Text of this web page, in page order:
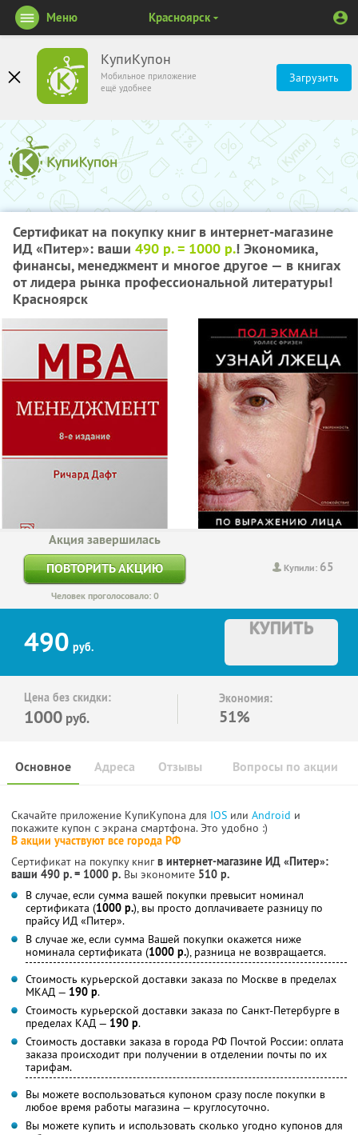
КупиКупон
Мобильное приложение
ещё удобнее
Загрузить
Меню Красноярск
Сертификат на покупку книг в интернет-магазине
ИД «Питер»: ваши 490 р. = 1000 р.! Экономика,
финансы, менеджмент и многое другое — в книгах
от лидера рынка профессиональной литературы!
Красноярск
Купили: 65
Акция завершилась
ПОВТОРИТЬ АКЦИЮ
Человек проголосовало: 0
490 руб.
КУПИТЬ
Цена без скидки:
1000 руб.
Экономия:
51%
Основное Отзывы Вопросы по акции
Адреса
Скачайте приложение КупиКупона для IOS или Android и
покажите купон с экрана смартфона. Это удобно :)
В акции участвуют все города РФ
Сертификат на покупку книгв интернет-магазине ИД «Питер»:
ваши 490 р. = 1000 р. Вы экономите 510 р.
В случае, если сумма вашей покупки превысит номинал
сертификата (1000 р.), вы просто доплачиваете разницу по
прайсу ИД «Питер».
В случае же, если сумма Вашей покупки окажется ниже
номинала сертификата (1000 р.), разница не возвращается.
Стоимость курьерской доставки заказа по Москве в пределах
МКАД — 190 р.
Стоимость курьерской доставки заказа по Санкт-Петербурге в
пределах КАД — 190 р.
Стоимость доставки заказа в города РФ Почтой России: оплата
заказа происходит при получении в отделении почты по их
тарифам.
Вы можете воспользоваться купоном сразу после покупки в
любое время работы магазина — круглосуточно.
Вы можете купить и использовать сколько угодно купонов для